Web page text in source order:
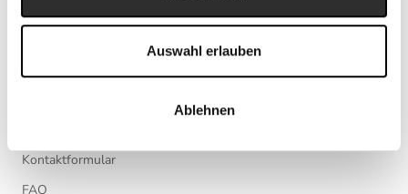
Auswahl erlauben
Ablehnen
Datenschutz
Kontaktformular
FAQ